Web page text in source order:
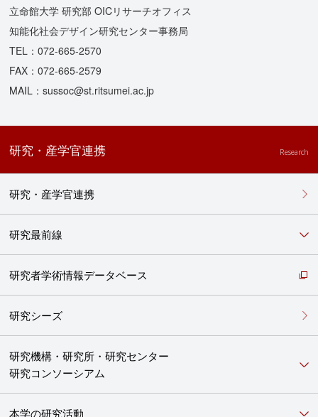
立命館大学 研究部 OICリサーチオフィス
知能化社会デザイン研究センター事務局
TEL：072-665-2570
FAX：072-665-2579
MAIL：sussoc@st.ritsumei.ac.jp
研究・産学官連携 Research
研究・産学官連携
研究最前線
研究者学術情報データベース
研究シーズ
研究機構・研究所・研究センター
研究コンソーシアム
本学の研究活動